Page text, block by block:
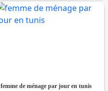
femme de ménage par jour en tunis